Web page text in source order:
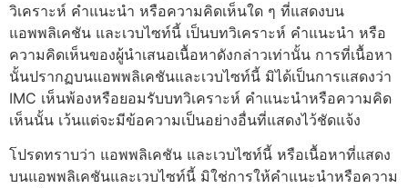
วิเคราะห์ คำแนะนำ หรือความคิดเห็นใด ๆ ที่แสดงบน
แอพพลิเคชัน และเวบไซท์นี้ เป็นบทวิเคราะห์ คำแนะนำ หรือ
ความคิดเห็นของผู้นำเสนอเนื้อหาดังกล่าวเท่านั้น การที่เนื้อหา
นั้นปรากฏบนแอพพลิเคชันและเวบไซท์นี้ มิได้เป็นการแสดงว่า
IMC เห็นพ้องหรือยอมรับบทวิเคราะห์ คำแนะนำหรือความคิด
เห็นนั้น เว้นแต่จะมีข้อความเป็นอย่างอื่นที่แสดงไว้ชัดแจ้ง
โปรดทราบว่า แอพพลิเคชัน และเวบไซท์นี้ หรือเนื้อหาที่แสดง
บนแอพพลิเคชันและเวบไซท์นี้ มิใช่การให้คำแนะนำหรือความ